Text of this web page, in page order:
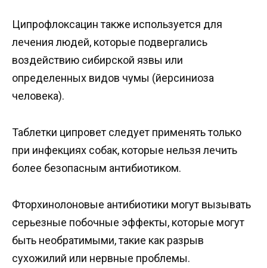
Ципрофлоксацин также используется для
лечения людей, которые подвергались
воздействию сибирской язвы или
определенных видов чумы (йерсиниоза
человека).
Таблетки ципровет следует применять только
при инфекциях собак, которые нельзя лечить
более безопасным антибиотиком.
Фторхинолоновые антибиотики могут вызывать
серьезные побочные эффекты, которые могут
быть необратимыми, такие как разрыв
сухожилий или нервные проблемы.